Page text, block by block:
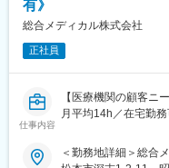
有》
総合メディカル株式会社
正社員
仕事内容
【医療機関の顧客ニ
月平均14h／在宅勤
【業務概要】
＜勤務地詳細＞総合